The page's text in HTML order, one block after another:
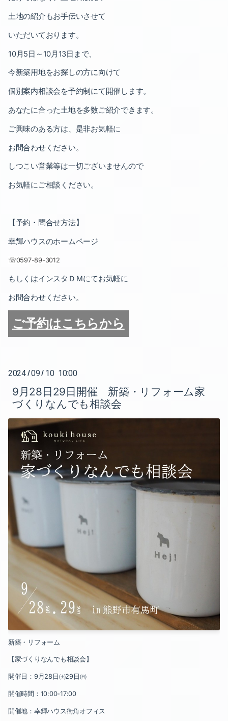
土地の紹介もお手伝いさせて
いただいております。
10月5日～ 10月 13日まで、
今新築用地をお探しの方に向けて
個別案内相談会を予約制にて開催します。
あなたに合った土地を多数ご紹介できます。
ご興味のある方は、是非お気軽に
お問合わせください。
しつこい営業等は一切ございませんので
お気軽にご相談ください。
【予約・問合せ方法】
幸輝ハウスのホームページ
☏0597-89-3012
もしくはインスタＤＭにてお気軽に
お問合わせください。
ご予約はこちらから
2024/09 / 10 10:00
9月28日29日開催 新築・リフォーム家
づくりなんでも相談会
新築・リフォーム
【家づくりなんでも相談会】
開催日： 9 月 28 日㈯29 日㈰
開催時間： 10:00-17:00
開催地：幸輝ハウス街角オフィス